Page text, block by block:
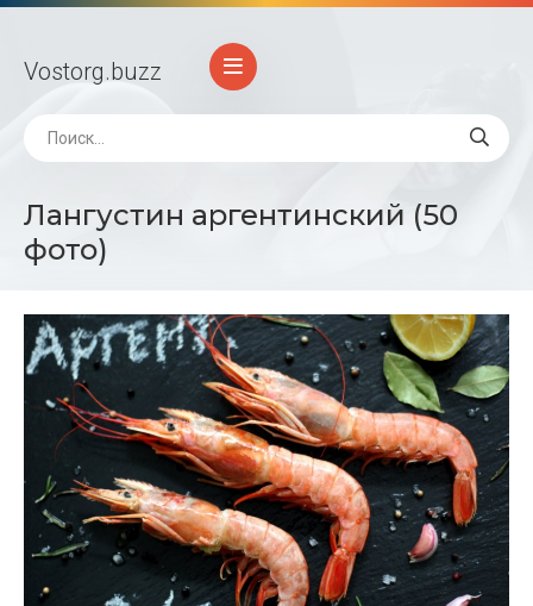
Vostorg.buzz
Лангустин аргентинский (50
фото)